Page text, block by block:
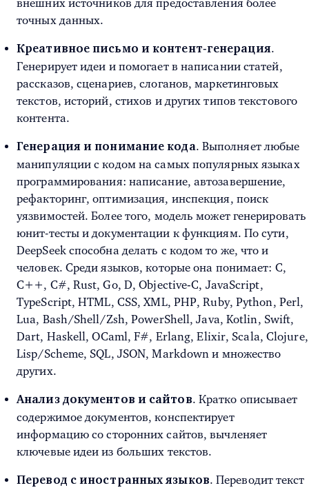
внешних источников для предоставления более
точных данных.
Креативное письмо и контент‑генерация.
Генерирует идеи и помогает в написании статей,
рассказов, сценариев, слоганов, маркетинговых
текстов, историй, стихов и других типов текстового
контента.
Генерация и понимание кода. Выполняет любые
манипуляции с кодом на самых популярных языках
программирования: написание, автозавершение,
рефакторинг, оптимизация, инспекция, поиск
уязвимостей. Более того, модель может генерировать
юнит-тесты и документации к функциям. По сути,
DeepSeek способна делать с кодом то же, что и
человек. Среди языков, которые она понимает: C,
C++, C#, Rust, Go, D, Objective‑C, JavaScript,
TypeScript, HTML, CSS, XML, PHP, Ruby, Python, Perl,
Lua, Bash/Shell/Zsh, PowerShell, Java, Kotlin, Swift,
Dart, Haskell, OCaml, F#, Erlang, Elixir, Scala, Clojure,
Lisp/Scheme, SQL, JSON, Markdown и множество
других.
Анализ документов и сайтов. Кратко описывает
содержимое документов, конспектирует
информацию со сторонних сайтов, вычленяет
ключевые идеи из больших текстов.
Перевод с иностранных языков. Переводит текст